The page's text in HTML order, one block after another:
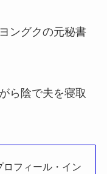
ングクの元秘書
ら陰で夫を寝取
ロフィール・イン